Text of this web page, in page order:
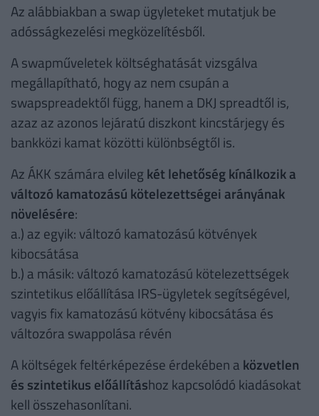
Az alábbiakban a swap ügyleteket mutatjuk be
adósságkezelési megközelítésből.
A swapműveletek költséghatását vizsgálva
megállapítható, hogy az nem csupán a
swapspreadektől függ, hanem a DKJ spreadtől is,
azaz az azonos lejáratú diszkont kincstárjegy és
bankközi kamat közötti különbségtől is.
Az ÁKK számára elvileg két lehetőség kínálkozik a
változó kamatozású kötelezettségei arányának
növelésére:
a.) az egyik: változó kamatozású kötvények
kibocsátása
b.) a másik: változó kamatozású kötelezettségek
szintetikus előállítása IRS-ügyletek segítségével,
vagyis fix kamatozású kötvény kibocsátása és
változóra swappolása révén
A költségek feltérképezése érdekében a közvetlen
és szintetikus előállításhoz kapcsolódó kiadásokat
kell összehasonlítani.